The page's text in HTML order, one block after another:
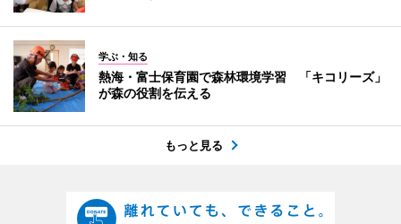
学ぶ・知る
熱海・富士保育園で森林環境学習 「キコリーズ」
が森の役割を伝える
もっと見る